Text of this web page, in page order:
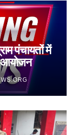
पंचायतों में
आयोजन